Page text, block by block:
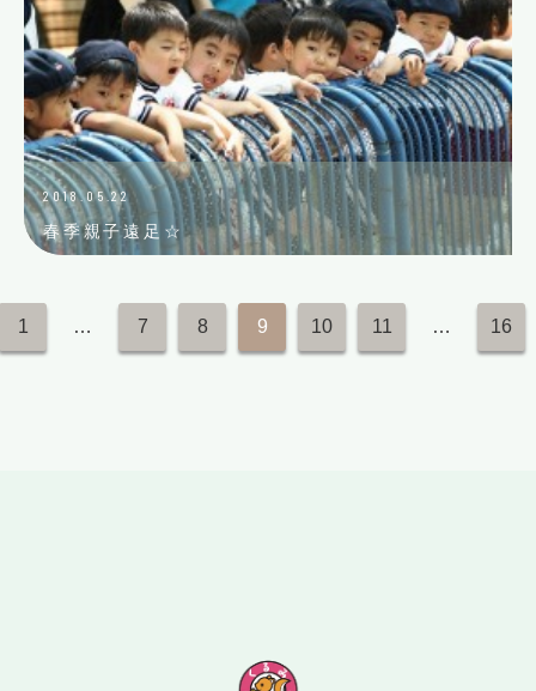
2018.05.22
春季親子遠足☆
投
稿
1 … 7 8 9 10 11 … 16